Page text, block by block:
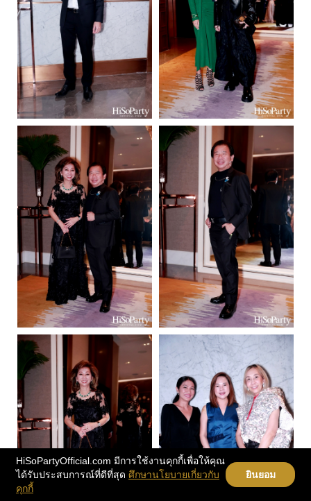
HiSoPartyOfficial.com มีการใช้งานคุกกี้เพื่อให้คุณ
ได้รับประสบการณ์ที่ดีที่สุด ศึกษานโยบายเกี่ยวกับ
คุกกี้
ยินยอม